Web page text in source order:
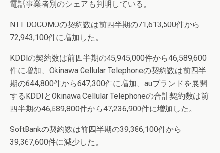
電話事業者別のシェアも判明している。
NTT DOCOMOの契約数は前四半期の71,613,500件から
72,943,100件に増加した。
KDDIの契約数は前四半期の45,945,000件から46,589,600
件に増加、Okinawa Cellular Telephoneの契約数は前四半
期の644,800件から647,300件に増加、auブランドを展開
するKDDIとOkinawa Cellular Telephoneの合計契約数は前
四半期の46,589,800件から47,236,900件に増加した。
SoftBankの契約数は前四半期の39,386,100件から
39,367,600件に減少した。